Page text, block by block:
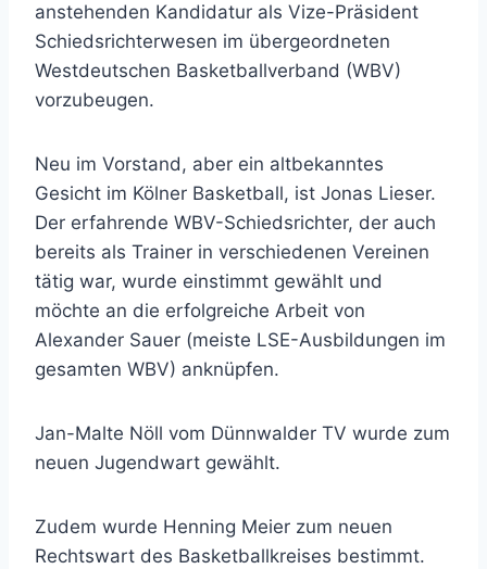
anstehenden Kandidatur als Vize-Präsident
Schiedsrichterwesen im übergeordneten
Westdeutschen Basketballverband (WBV)
vorzubeugen.
Neu im Vorstand, aber ein altbekanntes
Gesicht im Kölner Basketball, ist Jonas Lieser.
Der erfahrende WBV-Schiedsrichter, der auch
bereits als Trainer in verschiedenen Vereinen
tätig war, wurde einstimmt gewählt und
möchte an die erfolgreiche Arbeit von
Alexander Sauer (meiste LSE-Ausbildungen im
gesamten WBV) anknüpfen.
Jan-Malte Nöll vom Dünnwalder TV wurde zum
neuen Jugendwart gewählt.
Zudem wurde Henning Meier zum neuen
Rechtswart des Basketballkreises bestimmt.